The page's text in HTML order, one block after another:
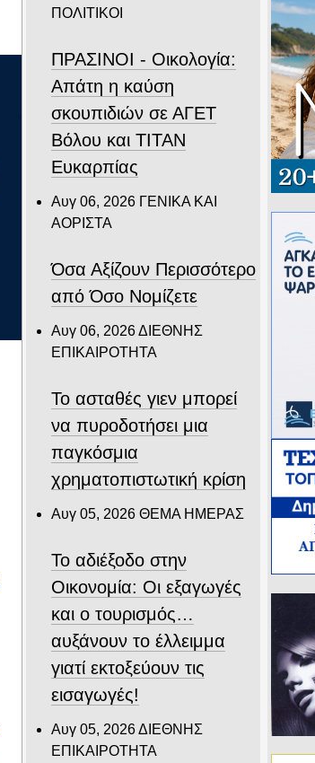
ΠΟΛΙΤΙΚΟΙ
ΠΡΑΣΙΝΟΙ - Οικολογία:
Απάτη η καύση
σκουπιδιών σε ΑΓΕΤ
Βόλου και ΤΙΤΑΝ
Ευκαρπίας
Αυγ 06, 2026 ΓΕΝΙΚΑ ΚΑΙ
ΑΟΡΙΣΤΑ
Όσα Αξίζουν Περισσότερο
από Όσο Νομίζετε
Αυγ 06, 2026ΔΙΕΘΝΗΣ
ΕΠΙΚΑΙΡΟΤΗΤΑ
Το ασταθές γιεν μπορεί
να πυροδοτήσει μια
παγκόσμια
χρηματοπιστωτική κρίση
Αυγ 05, 2026 ΘΕΜΑ ΗΜΕΡΑΣ
Το αδιέξοδο στην
Οικονομία: Οι εξαγωγές
και ο τουρισμός…
αυξάνουν το έλλειμμα
γιατί εκτοξεύουν τις
εισαγωγές!
Αυγ 05, 2026ΔΙΕΘΝΗΣ
ΕΠΙΚΑΙΡΟΤΗΤΑ